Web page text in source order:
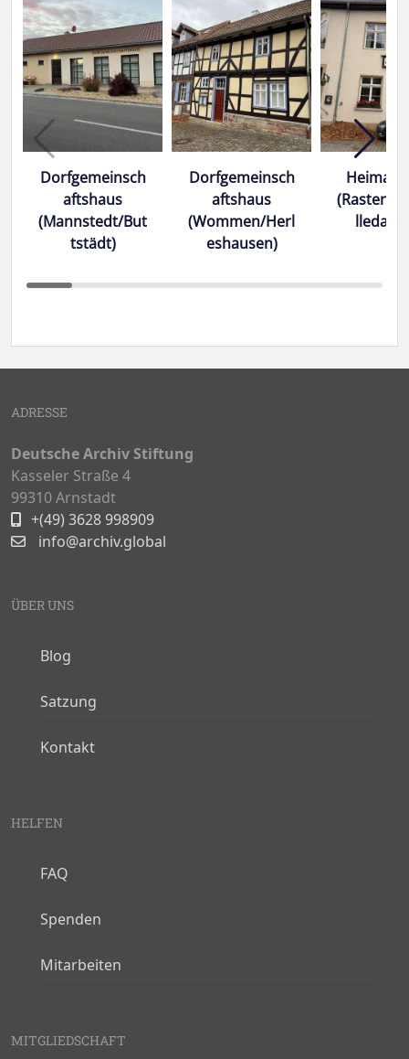
Dorfgemeinsch
aftshaus
(Mannstedt/But
tstädt)
Dorfgemeinsch
aftshaus
(Wommen/Herl
eshausen)
lleda
ADRESSE
Deutsche Archiv Stiftung
Kasseler Straße 4
99310 Arnstadt
+(49) 3628 998909
info@archiv.global
ÜBER UNS
Blog
Satzung
Kontakt
HELFEN
FAQ
Spenden
Mitarbeiten
MITGLIEDSCHAFT